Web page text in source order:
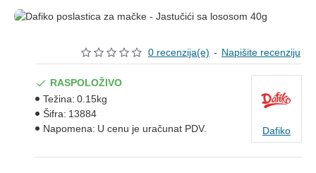
0 recenzija(e) - Napišite recenziju
RASPOLOŽIVO
Težina: 0.15kg
Šifra: 13884
Napomena: U cenu je uračunat PDV. Dafiko